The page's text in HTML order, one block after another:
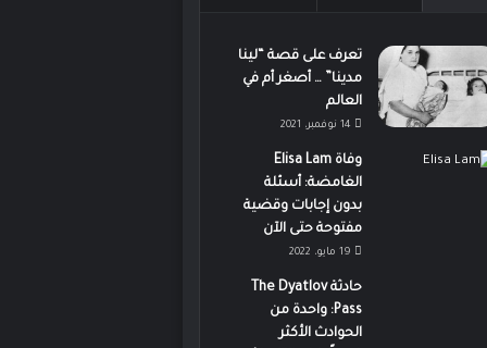
تعرف على قصة “لينا
مدينا” … أصغر أم في
العالم
14 نوفمبر، 2021
وفاة Elisa Lam
الغامضة: أسئلة
بدون إجابات وقضية
مفتوحة حتى الآن
19 مايو، 2022
حادثة The Dyatlov
Pass: واحدة من
الحوادث الأكثر